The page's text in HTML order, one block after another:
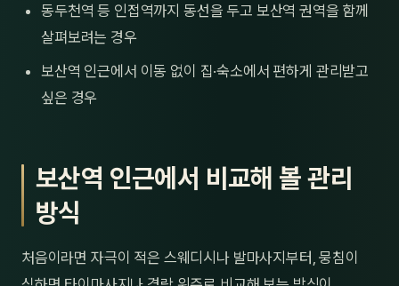
동두천역 등 인접역까지 동선을 두고 보산역 권역을 함께
살펴보려는 경우
보산역 인근에서 이동 없이 집·숙소에서 편하게 관리받고
싶은 경우
보산역 인근에서 비교해 볼 관리
방식
처음이라면 자극이 적은 스웨디시나 발마사지부터, 뭉침이